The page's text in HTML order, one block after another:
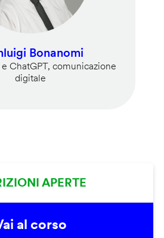
Bonanomi
ChatGPT, comunicazione
digitale
APERTE
al corso